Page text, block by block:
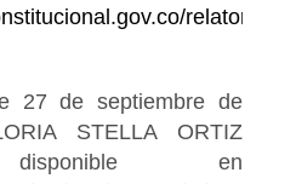
relatoria/
27 de septiembre de
STELLA ORTIZ
disponible en